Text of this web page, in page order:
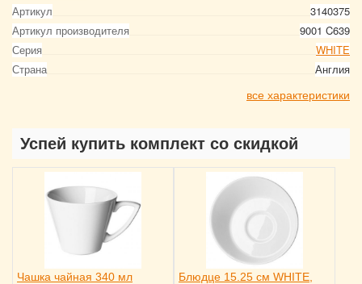
Артикул
3140375
Артикул производителя
9001 C639
Серия
WHITE
Страна
Англия
все характеристики
Успей купить комплект со скидкой
Чашка чайная 340 мл
Блюдце 15.25 см WHITE,